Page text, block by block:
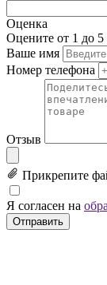
Оценка
Оцените от 1 до 5
Ваше имя
Номер телефона
Отзыв
Прикрепите
Я согласен на